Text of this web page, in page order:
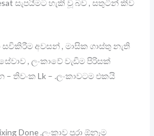
සැපයීමට හැකි වූ බව , සතුටින් කිව
සවිකිරීම අවසන් , මාසික ගාස්තු නැති
, ලංකාවේ වැඩිම පිරිසක්
තිවංක Lk – .ලංකාවටම එකයි
Done .ලංකාව පුරා ඕනෑම